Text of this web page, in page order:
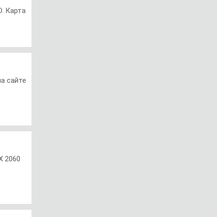
Карта
сайте
2060